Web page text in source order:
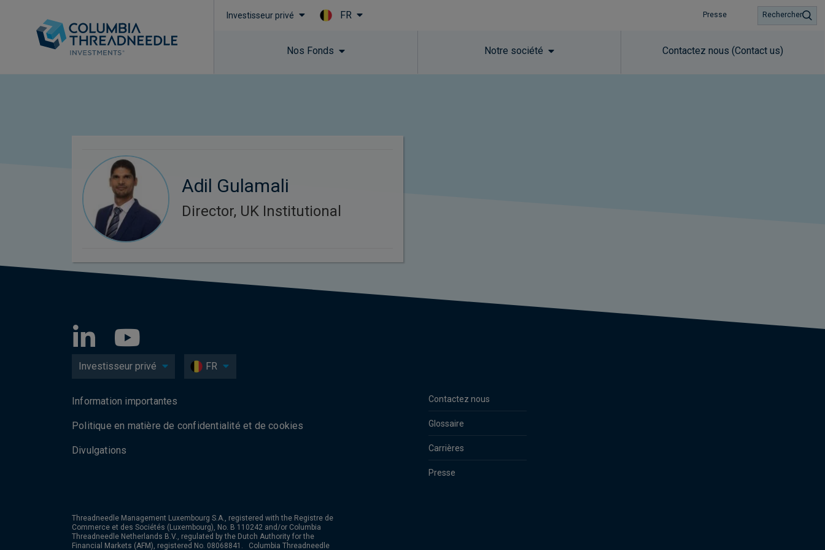
Investisseur privé FR Presse
Nos Fonds​ Notre société Contactez nous (Contact us)
Rechercher
Adil Gulamali
Director, UK Institutional
Investisseur privé FR
Contactez nous
Glossaire
Carrières
Presse
Information importantes
Politique en matière de confidentialité et de cookies
Divulgations
Threadneedle Management Luxembourg S.A., registered with the Registre de
Commerce et des Sociétés (Luxembourg), No. B 110242 and/or Columbia
Threadneedle Netherlands B.V., regulated by the Dutch Authority for the
Financial Markets (AFM), registered No. 08068841. Columbia Threadneedle